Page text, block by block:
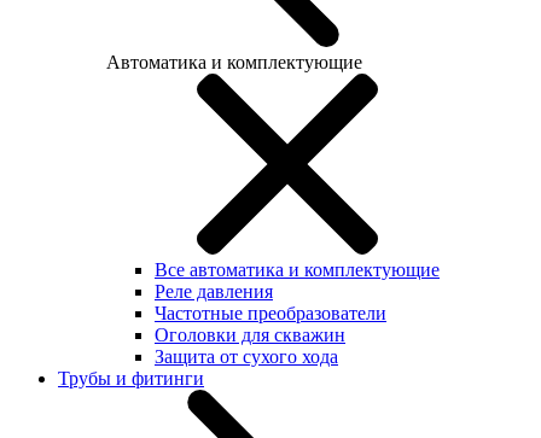
Автоматика и комплектующие
Все автоматика и комплектующие
Реле давления
Частотные преобразователи
Оголовки для скважин
Защита от сухого хода
Трубы и фитинги